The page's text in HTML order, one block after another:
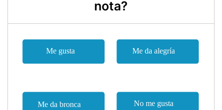
nota?